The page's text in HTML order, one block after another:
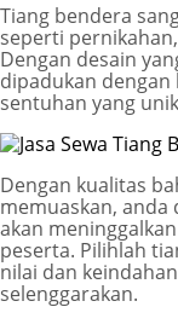
Tiang bendera
seperti
Dengan desain
dipadukan
sentuhan yang
Dengan kualitas
memuaskan, anda
akan
peserta. Pilihlah
nilai dan
selenggarakan.